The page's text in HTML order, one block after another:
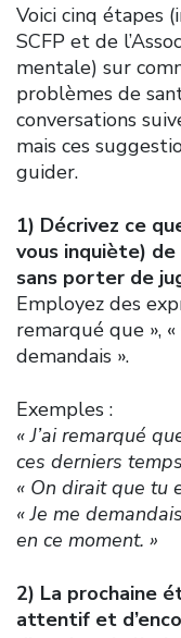
Voici cinq étapes
SCFP et de
mentale) sur
problèmes de
conversations
mais ces
guider.
1) Décrivez ce
vous inquiète)
sans porter de
Employez des
remarqué que »,
demandais ».
Exemples :
« J’ai remarqué
ces derniers
« On dirait que tu
« Je me
en ce moment. »
2) La prochaine
attentif et